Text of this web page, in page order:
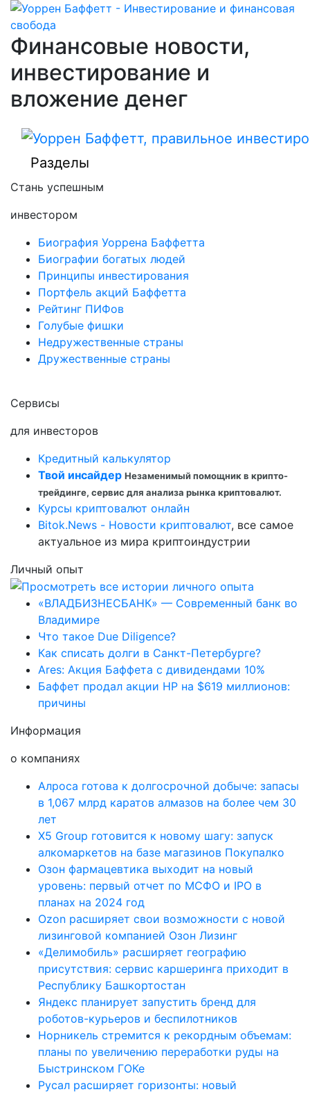
Финансовые новости,
инвестирование и
вложение денег
Разделы
Стань успешным
инвестором
Биография Уоррена Баффетта
Биографии богатых людей
Принципы инвестирования
Портфель акций Баффетта
Рейтинг ПИФов
Голубые фишки
Недружественные страны
Дружественные страны
Сервисы
для инвесторов
Кредитный калькулятор
Твой инсайдер Незаменимый помощник в крипто-
трейдинге, сервис для анализа рынка криптовалют.
Курсы криптовалют онлайн
Bitok.News - Новости криптовалют, все самое
актуальное из мира криптоиндустрии
Личный опыт
«ВЛАДБИЗНЕСБАНК» — Современный банк во
Владимире
Что такое Due Diligence?
Как списать долги в Санкт-Петербурге?
Ares: Акция Баффета с дивидендами 10%
Баффет продал акции HP на $619 миллионов:
причины
Информация
о компаниях
Алроса готова к долгосрочной добыче: запасы
в 1,067 млрд каратов алмазов на более чем 30
лет
X5 Group готовится к новому шагу: запуск
алкомаркетов на базе магазинов Покупалко
Озон фармацевтика выходит на новый
уровень: первый отчет по МСФО и IPO в
планах на 2024 год
Ozon расширяет свои возможности с новой
лизинговой компанией Озон Лизинг
«Делимобиль» расширяет географию
присутствия: сервис каршеринга приходит в
Республику Башкортостан
Яндекс планирует запустить бренд для
роботов-курьеров и беспилотников
Норникель стремится к рекордным объемам:
планы по увеличению переработки руды на
Быстринском ГОКе
Русал расширяет горизонты: новый